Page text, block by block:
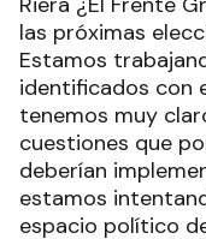
las próximas
Estamos
identificados con
tenemos muy
cuestiones que
deberían
estamos
espacio político